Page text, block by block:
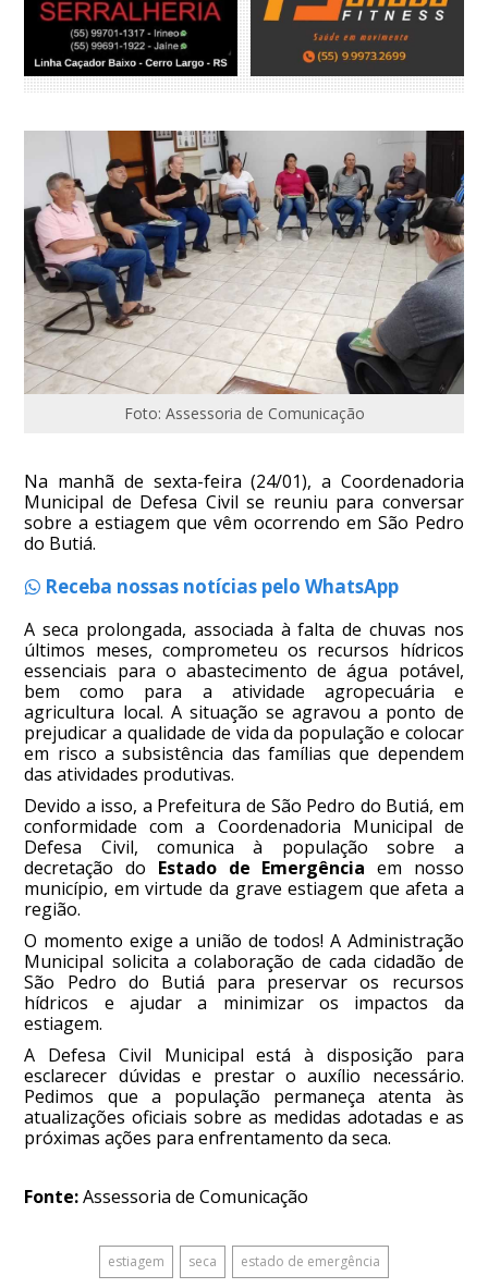
Foto: Assessoria de Comunicação
Na manhã de sexta-feira (24/01), a Coordenadoria
Municipal de Defesa Civil se reuniu para conversar
sobre a estiagem que vêm ocorrendo em São Pedro
do Butiá.
Receba nossas notícias pelo WhatsApp
A seca prolongada, associada à falta de chuvas nos
últimos meses, comprometeu os recursos hídricos
essenciais para o abastecimento de água potável,
bem como para a atividade agropecuária e
agricultura local. A situação se agravou a ponto de
prejudicar a qualidade de vida da população e colocar
em risco a subsistência das famílias que dependem
das atividades produtivas.
Devido a isso, a Prefeitura de São Pedro do Butiá, em
conformidade com a Coordenadoria Municipal de
Defesa Civil, comunica à população sobre a
decretação do Estado de Emergência em nosso
município, em virtude da grave estiagem que afeta a
região.
O momento exige a união de todos! A Administração
Municipal solicita a colaboração de cada cidadão de
São Pedro do Butiá para preservar os recursos
hídricos e ajudar a minimizar os impactos da
estiagem.
A Defesa Civil Municipal está à disposição para
esclarecer dúvidas e prestar o auxílio necessário.
Pedimos que a população permaneça atenta às
atualizações oficiais sobre as medidas adotadas e as
próximas ações para enfrentamento da seca.
Fonte:Assessoria de Comunicação
estiagem seca estado de emergência